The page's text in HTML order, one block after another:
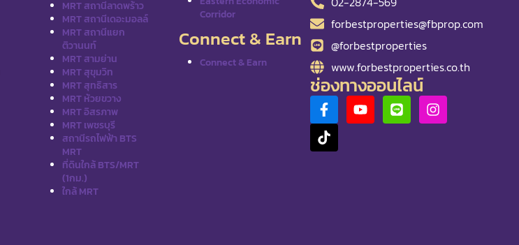
MRT สถานีลาดพร้าว
MRT สถานีเดอะมอลล์
MRT สถานีแยก
ติวานนท์
MRT สามย่าน
MRT สุขุมวิท
MRT สุทธิสาร
MRT ห้วยขวาง
MRT อิสรภาพ
MRT เพชรบุรี
สถานีรถไฟฟ้า BTS
MRT
ที่ดินใกล้ BTS/MRT
(1กม.)
ใกล้ MRT
Corridor
Connect & Earn
Connect & Earn
forbestproperties@fbprop.com
@forbestproperties
www.forbestproperties.co.th
ช่องทางออนไลน์